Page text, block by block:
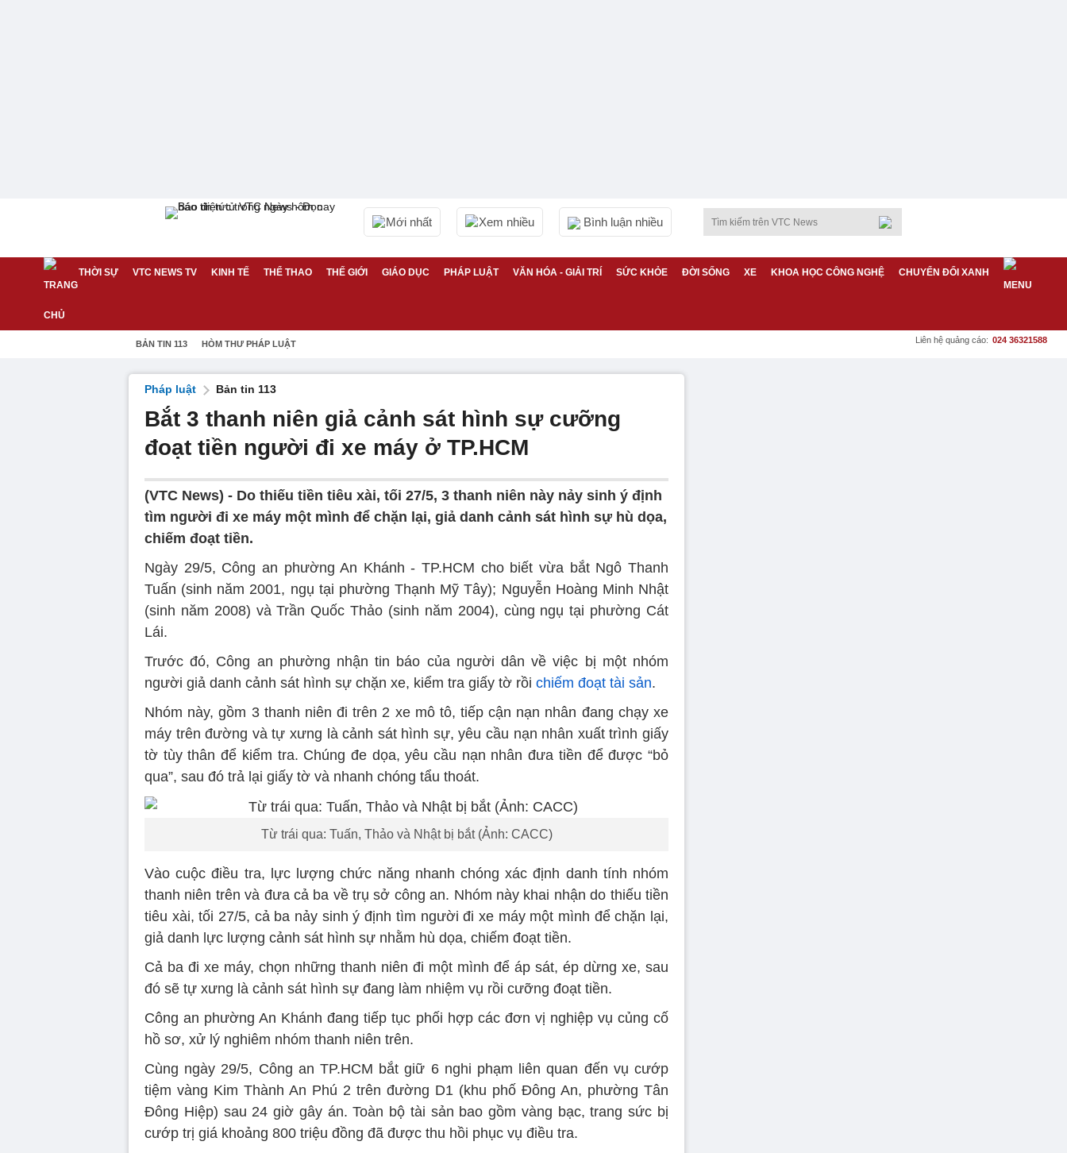
Mới nhất Xem nhiều Bình luận nhiều
THỜI SỰ VTC NEWS TV KINH TẾ THỂ THAO THẾ GIỚI GIÁO DỤC PHÁP LUẬT VĂN HÓA - GIẢI TRÍ SỨC KHỎE ĐỜI SỐNG XE KHOA HỌC CÔNG NGHỆ CHUYỂN ĐỔI XANH
BẢN TIN 113 HÒM THƯ PHÁP LUẬT Liên hệ quảng cáo: 024 36321588
Pháp luật Bản tin 113
Bắt 3 thanh niên giả cảnh sát hình sự cưỡng
đoạt tiền người đi xe máy ở TP.HCM
(VTC News) - Do thiếu tiền tiêu xài, tối 27/5, 3 thanh niên này nảy sinh ý định
tìm người đi xe máy một mình để chặn lại, giả danh cảnh sát hình sự hù dọa,
chiếm đoạt tiền.
Ngày 29/5, Công an phường An Khánh - TP.HCM cho biết vừa bắt Ngô Thanh
Tuấn (sinh năm 2001, ngụ tại phường Thạnh Mỹ Tây); Nguyễn Hoàng Minh Nhật
(sinh năm 2008) và Trần Quốc Thảo (sinh năm 2004), cùng ngụ tại phường Cát
Lái.
Trước đó, Công an phường nhận tin báo của người dân về việc bị một nhóm
người giả danh cảnh sát hình sự chặn xe, kiểm tra giấy tờ rồi chiếm đoạt tài sản.
Nhóm này, gồm 3 thanh niên đi trên 2 xe mô tô, tiếp cận nạn nhân đang chạy xe
máy trên đường và tự xưng là cảnh sát hình sự, yêu cầu nạn nhân xuất trình giấy
tờ tùy thân để kiểm tra. Chúng đe dọa, yêu cầu nạn nhân đưa tiền để được “bỏ
qua”, sau đó trả lại giấy tờ và nhanh chóng tẩu thoát.
Từ trái qua: Tuấn, Thảo và Nhật bị bắt (Ảnh: CACC)
Vào cuộc điều tra, lực lượng chức năng nhanh chóng xác định danh tính nhóm
thanh niên trên và đưa cả ba về trụ sở công an. Nhóm này khai nhận do thiếu tiền
tiêu xài, tối 27/5, cả ba nảy sinh ý định tìm người đi xe máy một mình để chặn lại,
giả danh lực lượng cảnh sát hình sự nhằm hù dọa, chiếm đoạt tiền.
Cả ba đi xe máy, chọn những thanh niên đi một mình để áp sát, ép dừng xe, sau
đó sẽ tự xưng là cảnh sát hình sự đang làm nhiệm vụ rồi cưỡng đoạt tiền.
Công an phường An Khánh đang tiếp tục phối hợp các đơn vị nghiệp vụ củng cố
hồ sơ, xử lý nghiêm nhóm thanh niên trên.
Cùng ngày 29/5, Công an TP.HCM bắt giữ 6 nghi phạm liên quan đến vụ cướp
tiệm vàng Kim Thành An Phú 2 trên đường D1 (khu phố Đông An, phường Tân
Đông Hiệp) sau 24 giờ gây án. Toàn bộ tài sản bao gồm vàng bạc, trang sức bị
cướp trị giá khoảng 800 triệu đồng đã được thu hồi phục vụ điều tra.